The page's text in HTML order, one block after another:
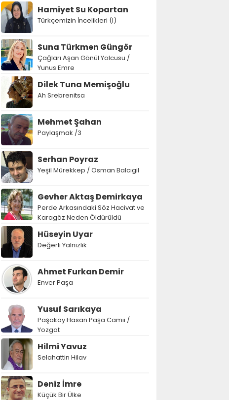
Hamiyet Su Kopartan
Türkçemizin İncelikleri (I)
Suna Türkmen Güngör
Çağları Aşan Gönül Yolcusu /
Yunus Emre
Dilek Tuna Memişoğlu
Ah Srebrenitsa
Mehmet Şahan
Paylaşmak /3
Serhan Poyraz
Yeşil Mürekkep / Osman Balcıgil
Gevher Aktaş Demirkaya
Perde Arkasındaki Söz Hacivat ve
Karagöz Neden Öldürüldü
Hüseyin Uyar
Değerli Yalnızlık
Ahmet Furkan Demir
Enver Paşa
Yusuf Sarıkaya
Paşaköy Hasan Paşa Camii /
Yozgat
Hilmi Yavuz
Selahattin Hilav
Deniz İmre
Küçük Bir Ülke